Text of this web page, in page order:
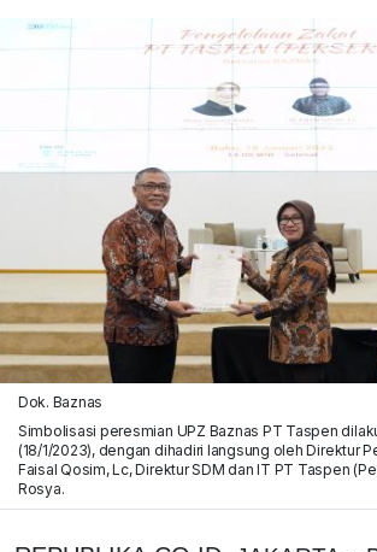
Dok. Baznas
Simbolisasi peresmian UPZ Baznas PT Taspen
(18/1/2023), dengan dihadiri langsung oleh Direktur
Faisal Qosim, Lc, Direktur SDM dan IT PT Taspen
Rosya.